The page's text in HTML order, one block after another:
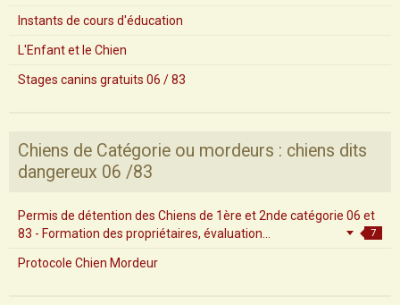
Instants de cours d'éducation
L'Enfant et le Chien
Stages canins gratuits 06 / 83
Chiens de Catégorie ou mordeurs : chiens dits
dangereux 06 /83
Permis de détention des Chiens de 1ère et 2nde catégorie 06 et
83 - Formation des propriétaires, évaluation...
7
Protocole Chien Mordeur